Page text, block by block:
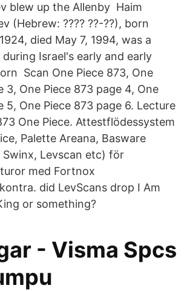
blew up the Allenby Haim
(Hebrew: ???? ??-??), born
died May 7, 1994, was a
Israel's early and early
Scan One Piece 873, One
3, One Piece 873 page 4, One
5, One Piece 873 page 6. Lecture
One Piece. Attestflödessystem
Palette Areana, Basware
Swinx, Levscan etc) för
med Fortnox
did LevScans drop I Am
or something?
- Visma Spcs